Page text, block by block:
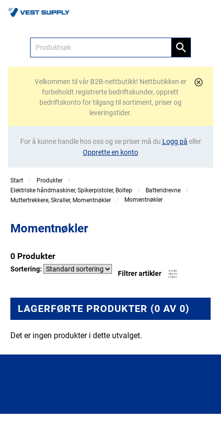
Velkommen til vår B2B-nettbutikk! Nettbutikken er
forbeholdt registrerte bedriftskunder, opprett
bedriftskonto for tilgang til sortiment, priser og
leveringstider.
For å kunne handle hos oss og se priser må du Logg på eller
Opprette en konto
Start
Produkter
Elektriske håndmaskiner, Spikerpistoler, Boltep
Batteridrevne
Muttertrekkere, Skraller, Momentnøkler
Momentnøkler
Momentnøkler
0 Produkter
Sortering:
Filtrer artikler
LAGERFØRTE PRODUKTER (0 AV 0)
Det er ingen produkter i dette utvalget.